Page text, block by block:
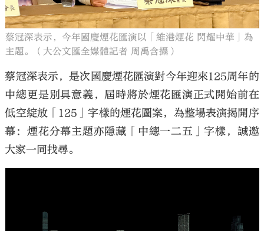
蔡冠深表示，今年國慶煙花匯演以「維港煙花 閃耀中華」為
主題。（大公文匯全媒體記者 周禹含攝）
蔡冠深表示，是次國慶煙花匯演對今年迎來125周年的
中總更是別具意義，屆時將於煙花匯演正式開始前在
低空綻放「125」字樣的煙花圖案，為整場表演揭開序
幕：煙花分幕主題亦隱藏「中總一二五」字樣，誠邀
大家一同找尋。